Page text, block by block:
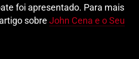
foi apresentado. Para mais
sobre John Cena e o Seu